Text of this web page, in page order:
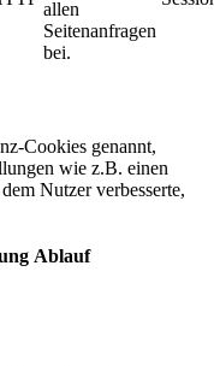
allen
Seitenanfragen
bei.
Cookies genannt,
wie z.B. einen
Nutzer verbesserte,
Ablauf